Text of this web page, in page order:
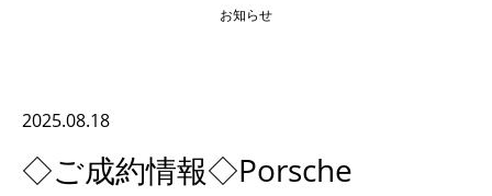
お知らせ
2025.08.18
◇ご成約情報◇Porsche